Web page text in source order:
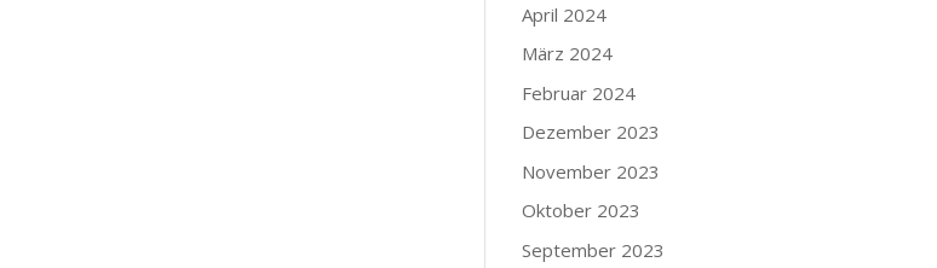
April 2024
März 2024
Februar 2024
Dezember 2023
November 2023
Oktober 2023
September 2023